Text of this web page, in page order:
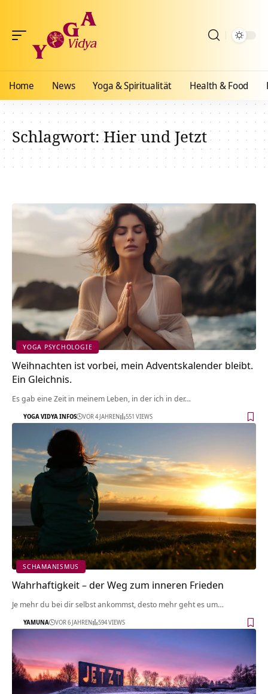
Home News Yoga & Spiritualität Health & Food
Schlagwort:Hier und Jetzt
YOGA PSYCHOLOGIE
Weihnachten ist vorbei, mein Adventskalender bleibt.
Ein Gleichnis.
Es gab eine Zeit in meinem Leben, in der ich in der…
YOGA VIDYA INFOS VOR 4 JAHREN 551 VIEWS
SCHAMANISMUS
Wahrhaftigkeit – der Weg zum inneren Frieden
Je mehr du bei dir selbst ankommst, desto mehr geht es um…
YAMUNA VOR 6 JAHREN 594 VIEWS